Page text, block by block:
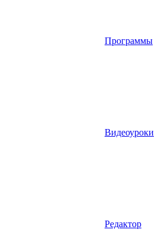
Программы
Видеоуроки
Редактор